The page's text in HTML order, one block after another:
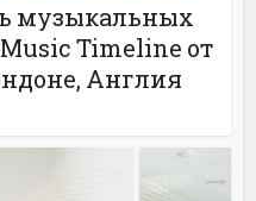
музыкальных
Timeline от
Англия